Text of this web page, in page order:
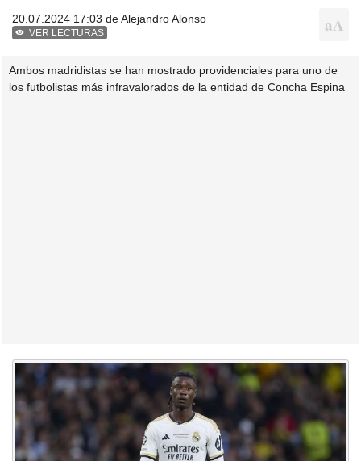
20.07.2024 17:03 deAlejandro Alonso
VER LECTURAS
Ambos madridistas se han mostrado providenciales para uno de
los futbolistas más infravalorados de la entidad de Concha Espina